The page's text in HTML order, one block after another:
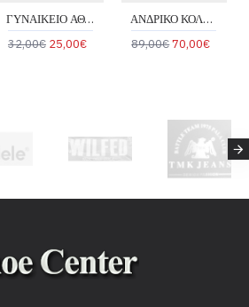
ΓΥΝΑΙΚΕΙΟ ΑΘΛΗΤΙΚΟ JOMIX LXD369-3
32,00€ 25,00€
ΑΝΔΡΙΚΟ ΚΟΛΕΓΙΑΚΟ AMERICA 4000G-MPORNTO
89,00€70,00€